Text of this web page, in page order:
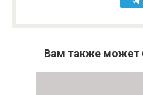
Вам также может